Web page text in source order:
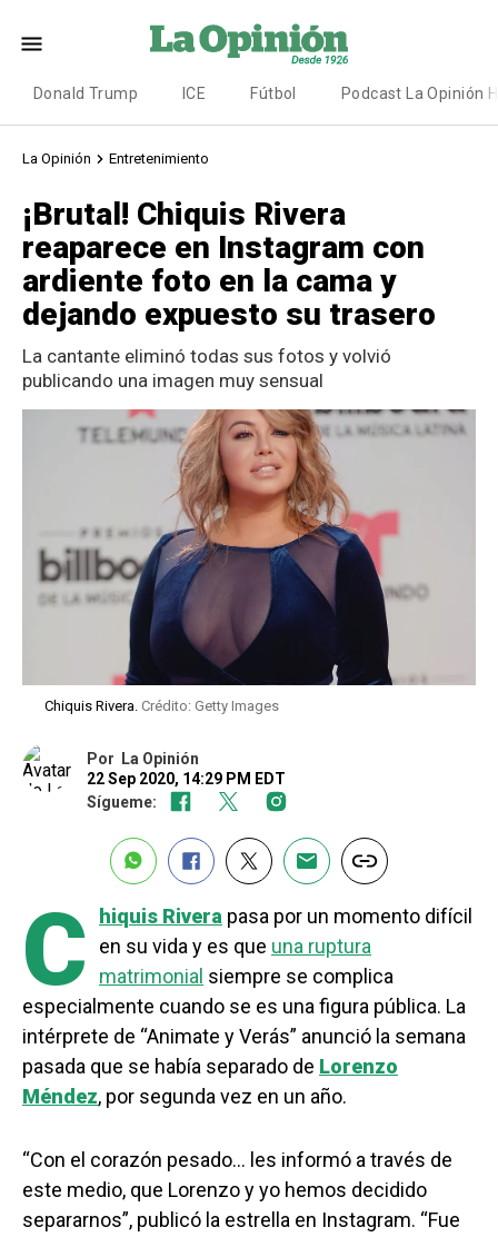
Donald Trump ICE Fútbol Podcast La Opinión
La Opinión Entretenimiento
¡Brutal! Chiquis Rivera
reaparece en Instagram con
ardiente foto en la cama y
dejando expuesto su trasero
La cantante eliminó todas sus fotos y volvió
publicando una imagen muy sensual
Chiquis Rivera. Crédito: Getty Images
Por
La Opinión
22 Sep 2020, 14:29 PM EDT
Sígueme:
C hiquis Rivera pasa por un momento difícil
en su vida y es que una ruptura
matrimonial siempre se complica
especialmente cuando se es una figura pública. La
intérprete de “Animate y Verás” anunció la semana
pasada que se había separado de Lorenzo
Méndez, por segunda vez en un año.
“Con el corazón pesado… les informó a través de
este medio, que Lorenzo y yo hemos decidido
separarnos”, publicó la estrella en Instagram. “Fue